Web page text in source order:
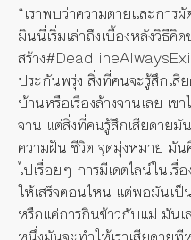
“เราพบว่าความตายและการ
มินนี่เริ่มเล่าถึงเบื้องหลังวิธีคิด
สร้าง
ประกันพรุ่ง สิ่งที่คนจะรู้สึกเสีย
บ้านหรือเรื่องล้างจานเลย เข
จาน แต่สิ่งที่คนรู้สึกเสียดายมั
ความฝัน ชีวิต จุดมุ่งหมาย มัน
ไปเรื่อยๆ การมีเดตไลน์ในเรื่
ให้เสร็จตอนไหน แต่พอมันเป็
หรือแค่การกินข้าวกับแม่ มันเ